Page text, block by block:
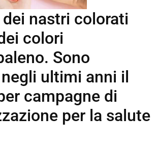
nastri colorati
colori
Sono
ultimi anni il
campagne di
per la salute